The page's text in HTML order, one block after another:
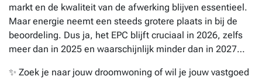
markt en de kwaliteit van de afwerking blijven essentieel.
Maar energie neemt een steeds grotere plaats in bij de
beoordeling. Dus ja, het EPC blijft cruciaal in 2026, zelfs
meer dan in 2025 en waarschijnlijk minder dan in 2027…
✨ Zoek je naar jouw droomwoning of wil je jouw vastgoed